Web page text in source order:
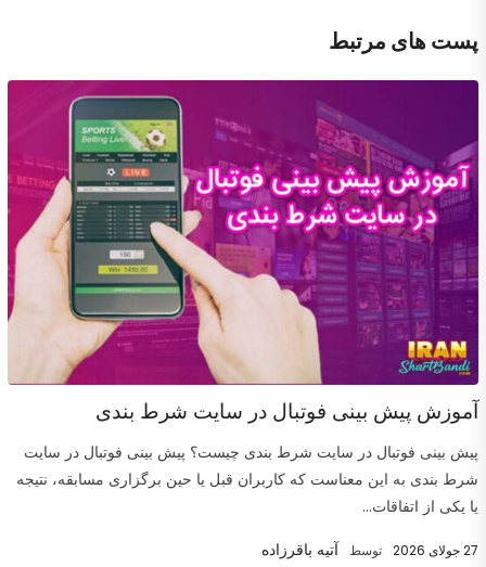
پست های مرتبط
آموزش پیش بینی فوتبال در سایت شرط بندی
پیش بینی فوتبال در سایت شرط بندی چیست؟ پیش بینی فوتبال در سایت
شرط بندی به این معناست که کاربران قبل یا حین برگزاری مسابقه، نتیجه
یا یکی از اتفاقات...
27 جولای 2026 توسط آتیه باقرزاده